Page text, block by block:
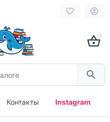
0
Контакты Instagram